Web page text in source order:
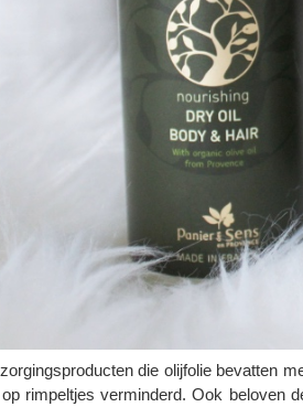
die olijfolie bevatten
rimpeltjes verminderd. Ook beloven